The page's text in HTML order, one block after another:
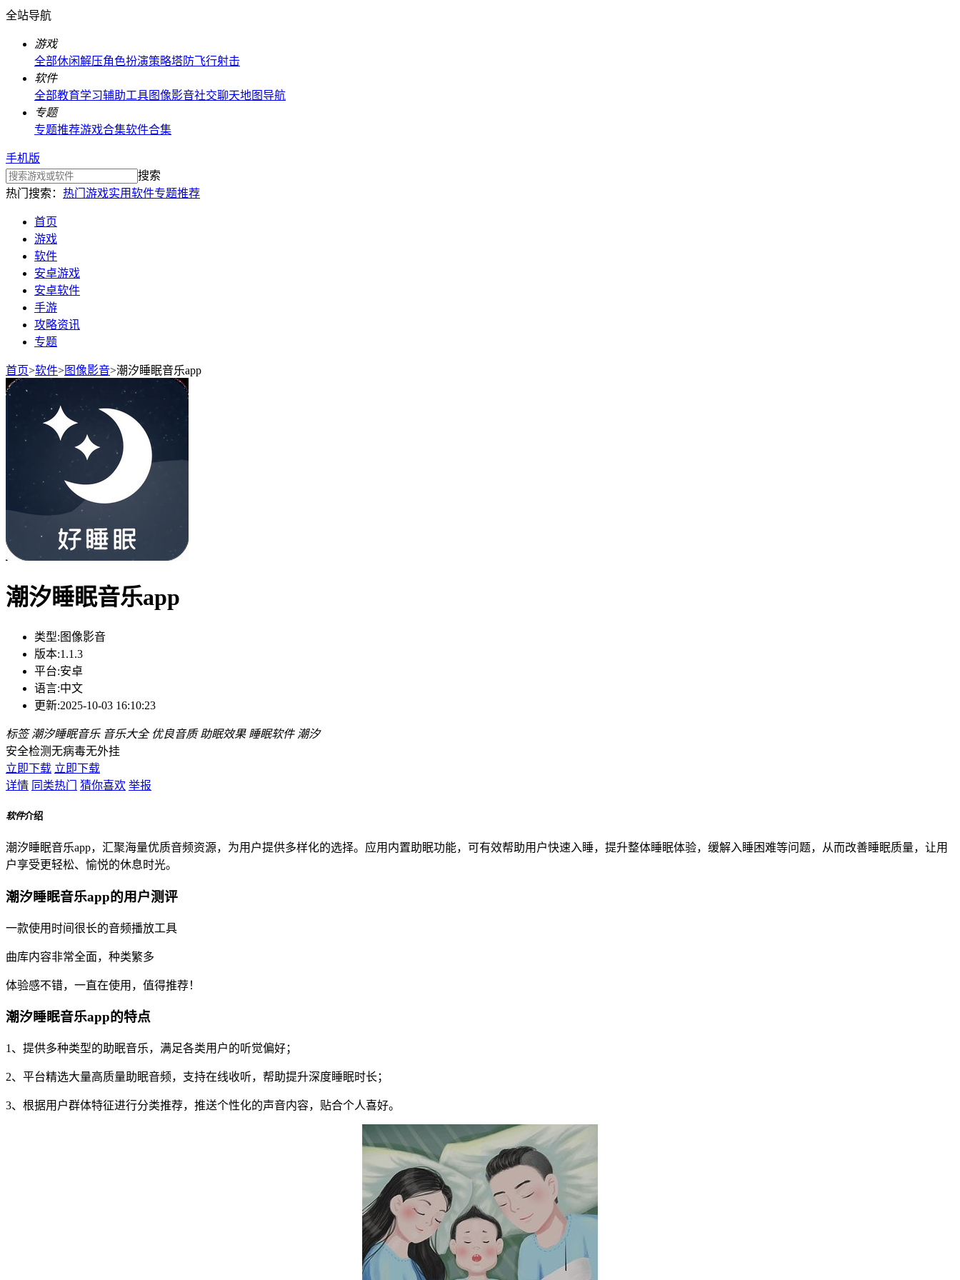
全站导航
游戏
全部休闲解压角色扮演策略塔防飞行射击
软件
全部教育学习辅助工具图像影音社交聊天地图导航
专题
专题推荐游戏合集软件合集
手机版
搜索
热门搜索： 热门游戏实用软件专题推荐
首页
游戏
软件
安卓游戏
安卓软件
手游
攻略资讯
专题
首页>软件>图像影音>潮汐睡眠音乐app
潮汐睡眠音乐app
类型: 图像影音
版本:1.1.3
平台:安卓
语言:中文
更新:2025-10-03 16:10:23
标签 潮汐睡眠音乐 音乐大全 优良音质 助眠效果 睡眠软件 潮汐
安全检测无病毒无外挂
立即下载 立即下载
详情 同类热门 猜你喜欢 举报
软件介绍
潮汐睡眠音乐app，汇聚海量优质音频资源，为用户提供多样化的选择。应用内置助眠功能，可有效帮助用户快速入睡，提升整体睡眠体验，缓解入睡困难等问题，从而改善睡眠质量，让用
户享受更轻松、愉悦的休息时光。
潮汐睡眠音乐app的用户测评
一款使用时间很长的音频播放工具
曲库内容非常全面，种类繁多
体验感不错，一直在使用，值得推荐！
潮汐睡眠音乐app的特点
1、提供多种类型的助眠音乐，满足各类用户的听觉偏好；
2、平台精选大量高质量助眠音频，支持在线收听，帮助提升深度睡眠时长；
3、根据用户群体特征进行分类推荐，推送个性化的声音内容，贴合个人喜好。